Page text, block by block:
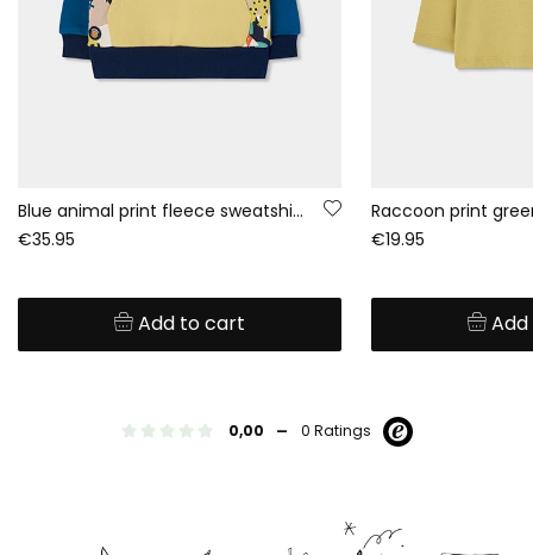
Blue animal print fleece sweatshirt for boys
€35.95
Add to cart
€19.95
0,00 - 0 Ratings